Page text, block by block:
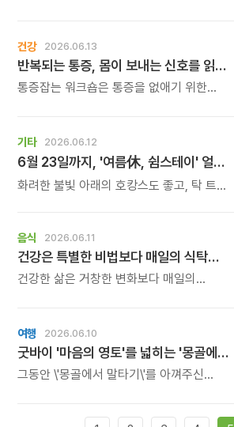
명상차담으로 명상에 대한 궁금증을
풀어나가는 시간입니다.
건강 2026.06.13
반복되는 통증, 몸이 보내는 신호를 읽는 시간
통증잡는 워크숍은 통증을 없애기 위한
시간입니다. 재활과 움직임을 오랫동안
연구해 온 신원범 교수와 함께 몸의 균형과
긴장, 움직임에 대해 새로운 시각으로
살펴보세요.
기타 2026.06.12
6월 23일까지, '여름休, 쉼스테이' 얼리버드 혜택
화려한 불빛 아래의 호캉스도 좋고, 탁 트인
깊은산속 옹달샘에서 고요하고 안전한
여름휴가를 계획해 보시는 것은 어떨까요?
음식 2026.06.11
건강은 특별한 비법보다 매일의 식탁에서 시작됩니다.
건강한 삶은 거창한 변화보다 매일의
생활은 작은 습관에서 시작됩니다.
여행 2026.06.10
굿바이 '마음의 영토'를 넓히는 '몽골에서 말타기!'
그동안 \'몽골에서 말타기\'를 아껴주신
이 특별한 여행이 올해를 마지막으로